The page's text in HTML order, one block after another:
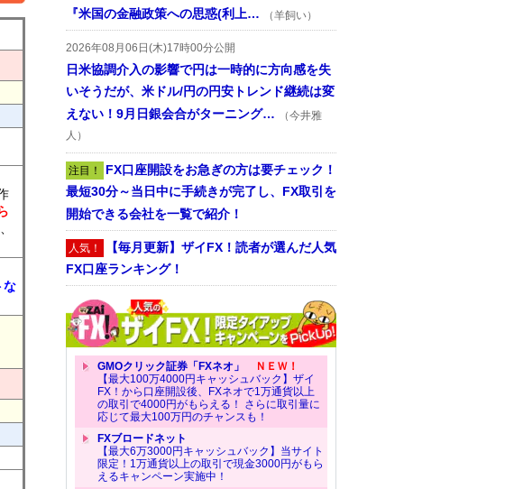
な
『米国の金融政策への思惑(利上…
（羊飼い）
2026年08月06日(木)17時00分公開
日米協調介入の影響で円は一時的に方向感を失
いそうだが、米ドル/円の円安トレンド継続は変
えない！9月日銀会合がターニング…
（今井雅
人）
注目！ FX口座開設をお急ぎの方は要チェック！
最短30分～当日中に手続きが完了し、FX取引を
開始できる会社を一覧で紹介！
人気！ 【毎月更新】ザイFX！読者が選んだ人気
FX口座ランキング！
GMOクリック証券「FXネオ」
ＮＥＷ！
【最大100万4000円キャッシュバック】ザイ
FX！から口座開設後、FXネオで1万通貨以上
の取引で4000円がもらえる！ さらに取引量に
応じて最大100万円のチャンスも！
FXブロードネット
【最大6万3000円キャッシュバック】当サイト
限定！1万通貨以上の取引で現金3000円がもら
えるキャンペーン実施中！